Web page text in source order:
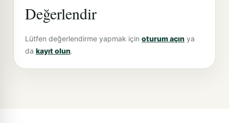
Değerlendir
Lütfen değerlendirme yapmak için oturum açın ya
da kayıt olun.